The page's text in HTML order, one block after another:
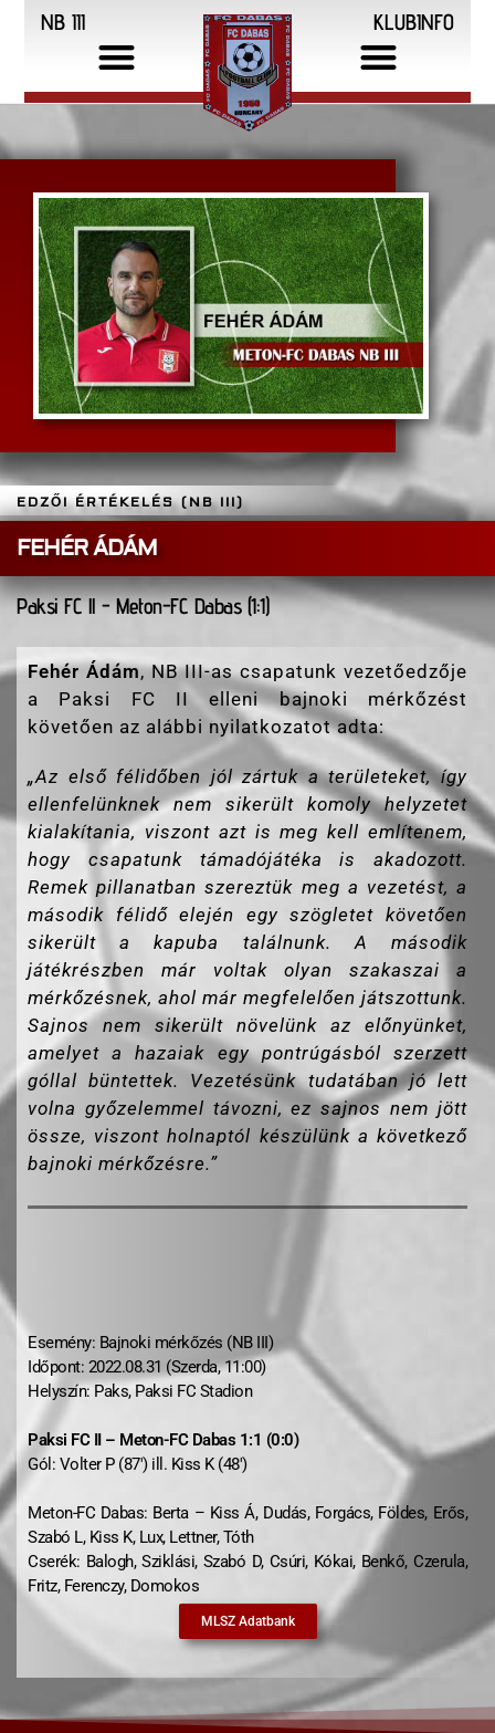
NB III KLUBINFO
EDZŐI ÉRTÉKELÉS (NB III)
FEHÉR ÁDÁM
Paksi FC ll - Meton-FC Dabas (1:1)
Fehér Ádám, NB III-as csapatunk vezetőedzője
a Paksi FC II elleni bajnoki mérkőzést
követően az alábbi nyilatkozatot adta:
„Az első félidőben jól zártuk a területeket, így
ellenfelünknek nem sikerült komoly helyzetet
kialakítania, viszont azt is meg kell említenem,
hogy csapatunk támadójátéka is akadozott.
Remek pillanatban szereztük meg a vezetést, a
második félidő elején egy szögletet követően
sikerült a kapuba találnunk. A második
játékrészben már voltak olyan szakaszai a
mérkőzésnek, ahol már megfelelően játszottunk.
Sajnos nem sikerült növelünk az előnyünket,
amelyet a hazaiak egy pontrúgásból szerzett
góllal büntettek. Vezetésünk tudatában jó lett
volna győzelemmel távozni, ez sajnos nem jött
össze, viszont holnaptól készülünk a következő
bajnoki mérkőzésre.”
Esemény: Bajnoki mérkőzés (NB III)
Időpont: 2022.08.31 (Szerda, 11:00)
Helyszín: Paks, Paksi FC Stadion
Paksi FC II – Meton-FC Dabas 1:1 (0:0)
Gól: Volter P (87′) ill. Kiss K (48′)
Meton-FC Dabas: Berta – Kiss Á, Dudás, Forgács, Földes, Erős,
Szabó L, Kiss K, Lux, Lettner, Tóth
Cserék: Balogh, Sziklási, Szabó D, Csúri, Kókai, Benkő, Czerula,
Fritz, Ferenczy, Domokos
MLSZ Adatbank